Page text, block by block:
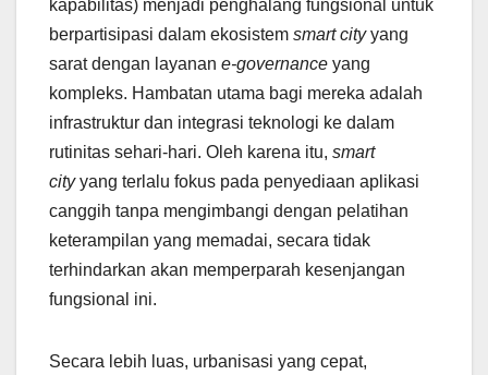
kapabilitas) menjadi penghalang fungsional untuk
berpartisipasi dalam ekosistem smart cityyang
sarat dengan layanan e-governance yang
kompleks. Hambatan utama bagi mereka adalah
infrastruktur dan integrasi teknologi ke dalam
rutinitas sehari-hari. Oleh karena itu, smart
cityyang terlalu fokus pada penyediaan aplikasi
canggih tanpa mengimbangi dengan pelatihan
keterampilan yang memadai, secara tidak
terhindarkan akan memperparah kesenjangan
fungsional ini.
Secara lebih luas, urbanisasi yang cepat,